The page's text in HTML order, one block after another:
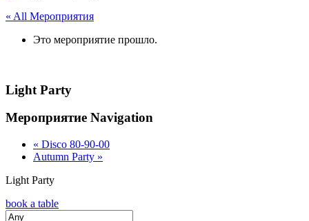
« All Мероприятия
Это мероприятие прошло.
Light Party
Мероприятие Navigation
« Disco 80-90-00
Autumn Party »
Light Party
book a table